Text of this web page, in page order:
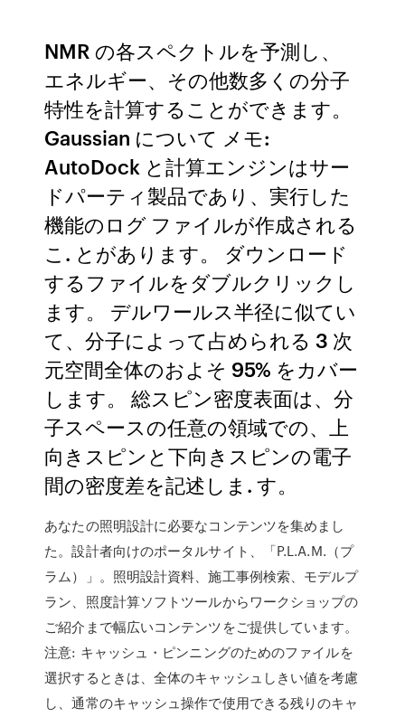
NMR の各スペクトルを予測し、
エネルギー、その他数多くの分子
特性を計算することができます。
Gaussian について メモ:
AutoDock と計算エンジンはサー
ドパーティ製品であり、実行した
機能のログ ファイルが作成される
こ. とがあります。 ダウンロード
するファイルをダブルクリックし
ます。 デルワールス半径に似てい
て、分子によって占められる 3 次
元空間全体のおよそ 95% をカバー
します。 総スピン密度表面は、分
子スペースの任意の領域での、上
向きスピンと下向きスピンの電子
間の密度差を記述しま. す。
あなたの照明設計に必要なコンテンツを集めまし
た。設計者向けのポータルサイト、「P.L.A.M.（プ
ラム）」。照明設計資料、施工事例検索、モデルプ
ラン、照度計算ソフトツールからワークショップの
ご紹介まで幅広いコンテンツをご提供しています。
注意: キャッシュ・ピンニングのためのファイルを
選択するときは、全体のキャッシュしきい値を考慮
し、通常のキャッシュ操作で使用できる残りのキャ